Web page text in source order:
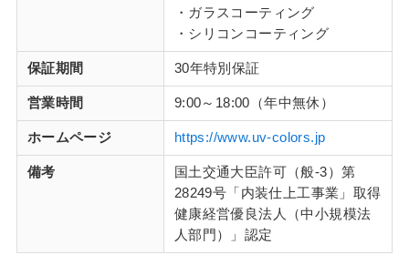
・ガラスコーティング
・シリコンコーティング
保証期間 30年特別保証
営業時間 9:00～18:00（年中無休）
ホームページ https://www.uv-colors.jp
備考
国土交通大臣許可（般-3）第
28249号「内装仕上工事業」取得
健康経営優良法人（中小規模法
人部門）」認定